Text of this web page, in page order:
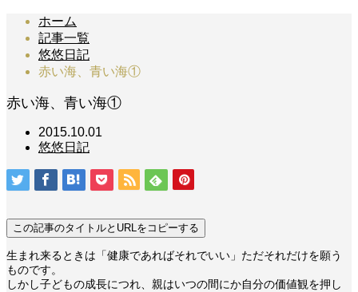
ホーム
記事一覧
悠悠日記
赤い海、青い海①
赤い海、青い海①
2015.10.01
悠悠日記
この記事のタイトルとURLをコピーする
生まれ来るときは「健康であればそれでいい」ただそれだけを願う
ものです。
しかし子どもの成長につれ、親はいつの間にか自分の価値観を押し